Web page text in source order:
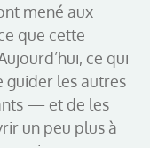
mené aux
que cette
ce qui
guider les autres
— et de les
un peu plus à